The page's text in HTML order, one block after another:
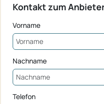
Kontakt zum
Vorname
Nachname
Telefon